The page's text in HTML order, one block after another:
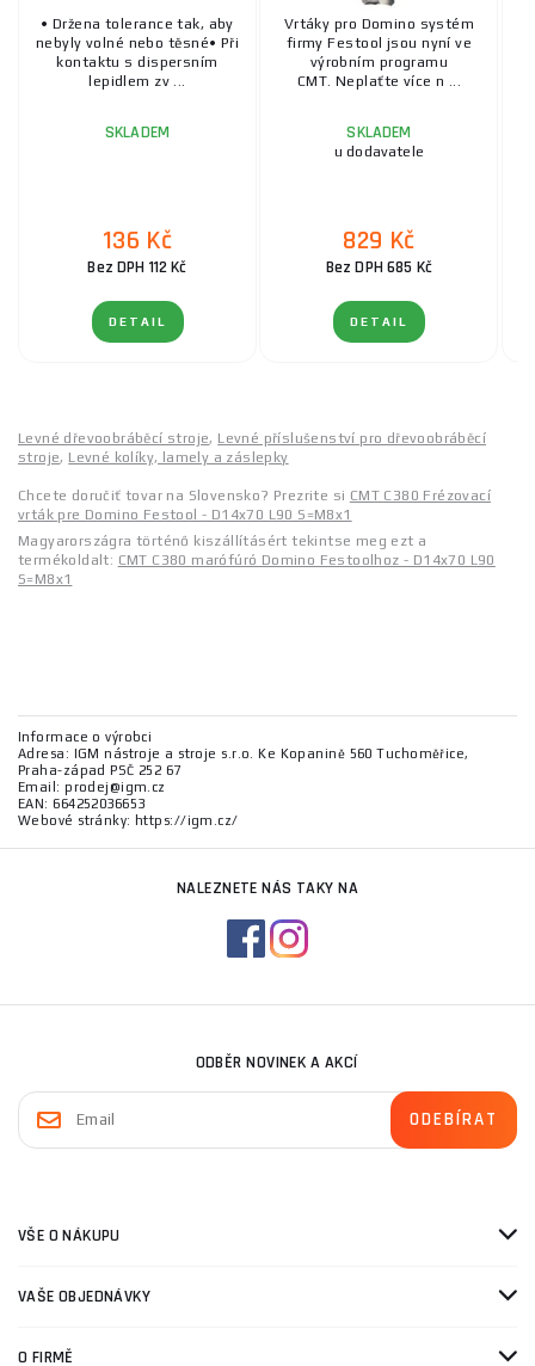
• Držena tolerance tak, aby
nebyly volné nebo těsné• Při
kontaktu s dispersním
lepidlem zv ...
SKLADEM
136 Kč
Bez DPH 112 Kč
DETAIL
Vrtáky pro Domino systém
firmy Festool jsou nyní ve
výrobním programu
CMT. Neplaťte více n ...
SKLADEM
u dodavatele
829 Kč
Bez DPH 685 Kč
DETAIL
Levné dřevoobráběcí stroje, Levné příslušenství pro dřevoobráběcí
stroje, Levné kolíky, lamely a záslepky
Chcete doručiť tovar na Slovensko? Prezrite si CMT C380 Frézovací
vrták pre Domino Festool - D14x70 L90 S=M8x1
Magyarországra történő kiszállításért tekintse meg ezt a
termékoldalt: CMT C380 marófúró Domino Festoolhoz - D14x70 L90
S=M8x1
Informace o výrobci
Adresa: IGM nástroje a stroje s.r.o. Ke Kopanině 560 Tuchoměřice,
Praha-západ PSČ 252 67
Email: prodej@igm.cz
EAN: 664252036653
Webové stránky: https://igm.cz/
NALEZNETE NÁS TAKY NA
ODBĚR NOVINEK A AKCÍ
VŠE O NÁKUPU
VAŠE OBJEDNÁVKY
O FIRMĚ